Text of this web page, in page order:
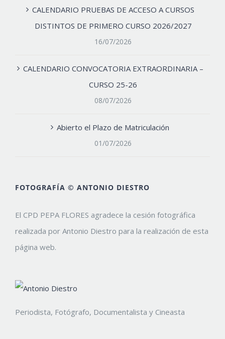
CALENDARIO PRUEBAS DE ACCESO A CURSOS
DISTINTOS DE PRIMERO CURSO 2026/2027
16/07/2026
CALENDARIO CONVOCATORIA EXTRAORDINARIA –
CURSO 25-26
08/07/2026
Abierto el Plazo de Matriculación
01/07/2026
FOTOGRAFÍA © ANTONIO DIESTRO
El CPD PEPA FLORES agradece la cesión fotográfica
realizada por Antonio Diestro para la realización de esta
página web.
Periodista, Fotógrafo, Documentalista y Cineasta